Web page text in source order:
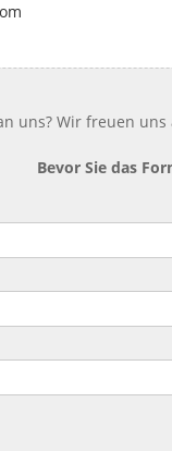
uns? Wir freuen
Bevor Sie das